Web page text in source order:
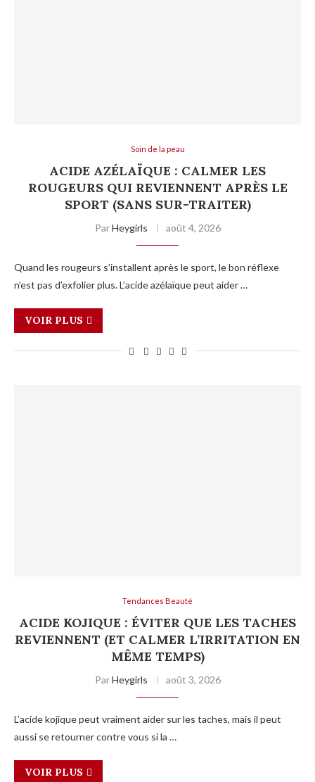
Soin de la peau
ACIDE AZÉLAÏQUE : CALMER LES
ROUGEURS QUI REVIENNENT APRÈS LE
SPORT (SANS SUR-TRAITER)
ParHeygirls août 4, 2026
Quand les rougeurs s’installent après le sport, le bon réflexe
n’est pas d’exfolier plus. L’acide azélaïque peut aider …
VOIR PLUS
Tendances Beauté
ACIDE KOJIQUE : ÉVITER QUE LES TACHES
REVIENNENT (ET CALMER L’IRRITATION EN
MÊME TEMPS)
ParHeygirls août 3, 2026
L’acide kojique peut vraiment aider sur les taches, mais il peut
aussi se retourner contre vous si la …
VOIR PLUS